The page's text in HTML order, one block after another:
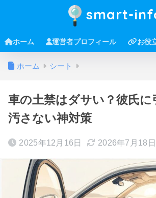
smart-
ホーム 運営者プロフィール お役
ホーム シート
車の土禁はダサい？彼氏に
汚さない神対策
2025年12月16日 2026年7月18日